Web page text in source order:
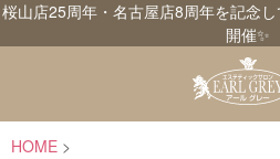
桜山店25周年・名古屋店8周年を記念
開催✨
HOME